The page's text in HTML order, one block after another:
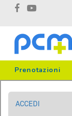
Prenotazioni